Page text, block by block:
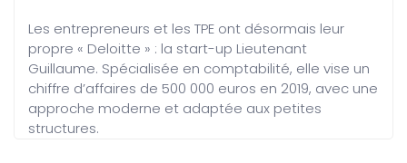
Les entrepreneurs et les TPE ont désormais leur
propre « Deloitte » : la start-up Lieutenant
Guillaume. Spécialisée en comptabilité, elle vise un
chiffre d’affaires de 500 000 euros en 2019, avec une
approche moderne et adaptée aux petites
structures.